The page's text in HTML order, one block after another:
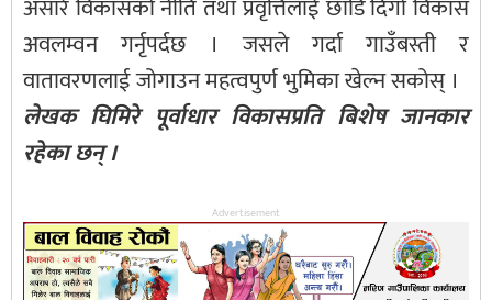
असारे विकासको नीति तथा प्रवृत्तिलाई छाडि दिगो विकास
अवलम्वन गर्नृपर्दछ । जसले गर्दा गाउँबस्ती र
वातावरणलाई जोगाउन महत्वपुर्ण भुमिका खेल्न सकोस् ।
लेखक घिमिरे पूर्वाधार विकासप्रति बिशेष जानकार
रहेका छन् ।
Advertisement